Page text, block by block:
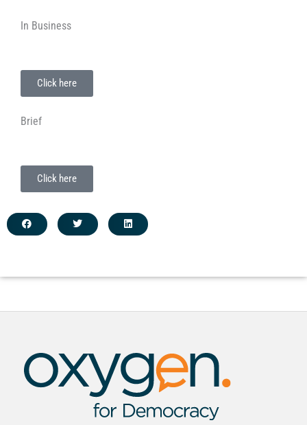
In Business
Click here
Brief
Click here